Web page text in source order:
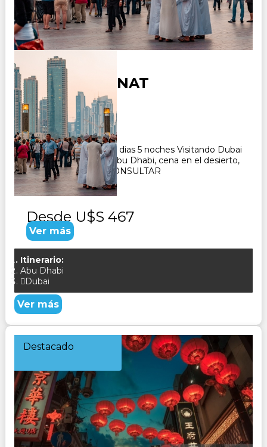
DUBAI MEDINAT
Duración:
6Días5Noches
Paquete Turistico de 6 dias 5 noches Visitando Dubai
historico y moderno, Abu Dhabi, cena en el desierto,
cena en el crucero. CONSULTAR
Desde U$S 467
Ver más
Itinerario:
Abu Dhabi
Dubai
Ver más
Destacado